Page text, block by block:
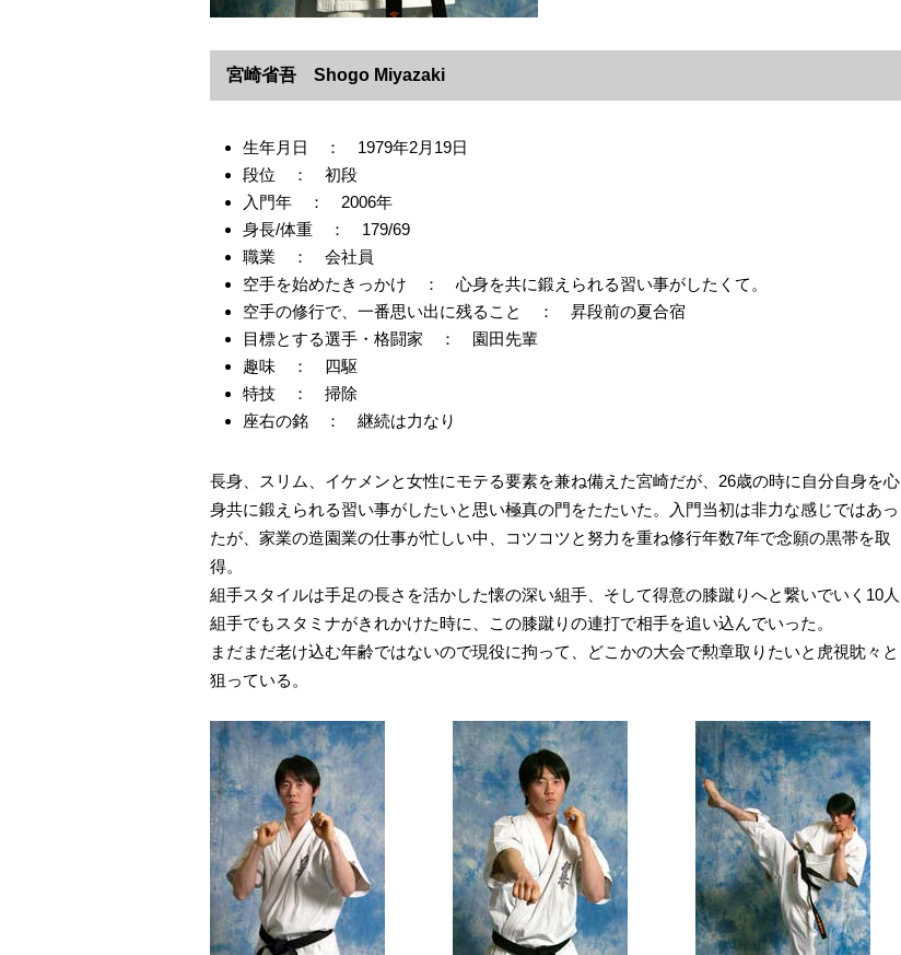
宮崎省吾 Shogo Miyazaki
生年月日 ： 1979年2月19日
段位 ： 初段
入門年 ： 2006年
身長/体重 ： 179/69
職業 ： 会社員
空手を始めたきっかけ ： 心身を共に鍛えられる習い事がしたくて。
空手の修行で、一番思い出に残ること ： 昇段前の夏合宿
目標とする選手・格闘家 ： 園田先輩
趣味 ： 四駆
特技 ： 掃除
座右の銘 ： 継続は力なり
長身、スリム、イケメンと女性にモテる要素を兼ね備えた宮崎だが、26歳の時に自分自身を心
身共に鍛えられる習い事がしたいと思い極真の門をたたいた。入門当初は非力な感じではあっ
たが、家業の造園業の仕事が忙しい中、コツコツと努力を重ね修行年数7年で念願の黒帯を取
得。
組手スタイルは手足の長さを活かした懐の深い組手、そして得意の膝蹴りへと繋いでいく10人
組手でもスタミナがきれかけた時に、この膝蹴りの連打で相手を追い込んでいった。
まだまだ老け込む年齢ではないので現役に拘って、どこかの大会で勲章取りたいと虎視眈々と
狙っている。